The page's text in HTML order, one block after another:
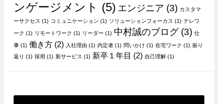
ンゲージメント (5) エンジニア (3) カスタマ
ーサクセス (1) コミュニケーション (1) ソリューションフォーカス (1) テレワ
ーク (1) リモートワーク (1) リーダー (1) 中村誠のブログ(3) 仕
事(1) 働き方(2) 入社理由 (1) 内定者(1) 問いかけ (1) 在宅ワーク (1) 振り
返り (1) 採用 (1) 新サービス (1) 新卒１年目 (2) 自己理解(1)